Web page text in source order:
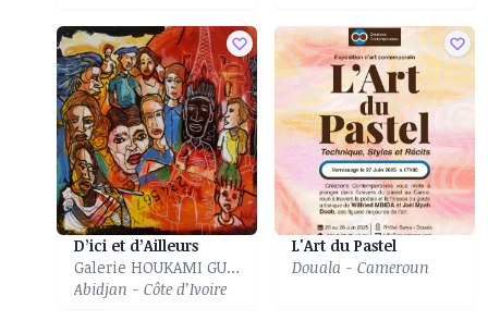
D’ici et d’Ailleurs
Galerie HOUKAMI GUYZAGN
Abidjan - Côte d’Ivoire
L'Art du Pastel
Douala - Cameroun